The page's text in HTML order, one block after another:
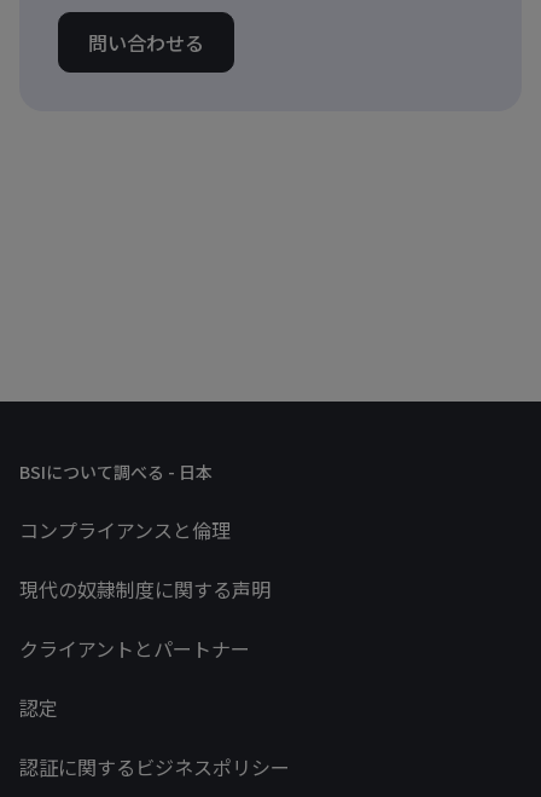
問い合わせる
BSIについて調べる - 日本
コンプライアンスと倫理
現代の奴隷制度に関する声明
クライアントとパートナー
認定
認証に関するビジネスポリシー